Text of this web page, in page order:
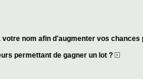
nom afin d'augmenter vos
permettant de gagner un lot ?